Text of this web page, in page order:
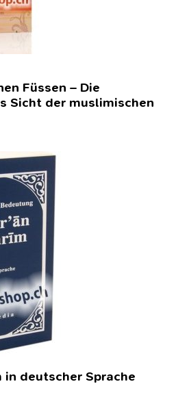
Füssen – Die
Sicht der muslimischen
in deutscher Sprache